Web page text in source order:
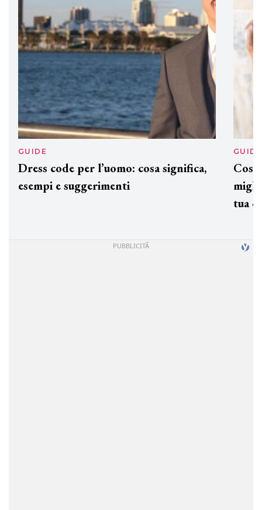
GUIDE
Dress code per l’uomo: cosa significa,
esempi e suggerimenti
GUIDE
tua